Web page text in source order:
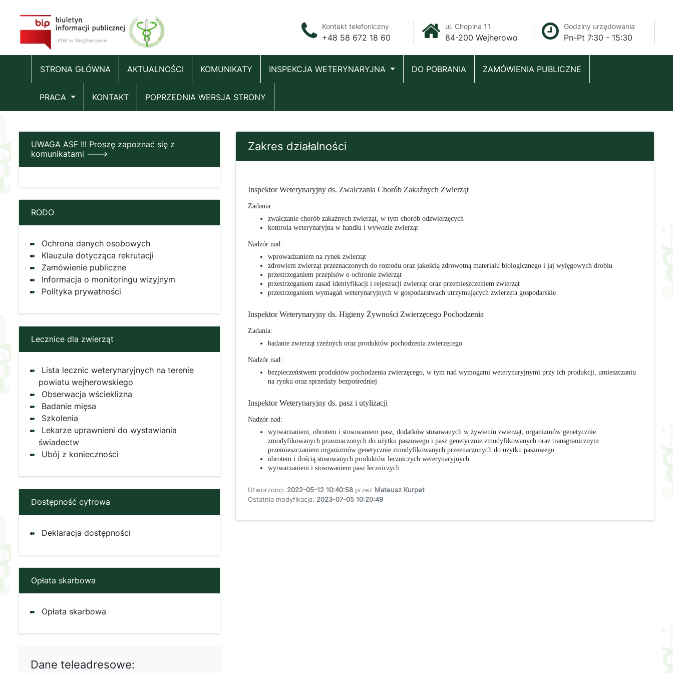
Kontakt telefoniczny
+48 58 672 18 60
ul. Chopina 11
84-200 Wejherowo
Godziny urzędowania
Pn-Pt 7:30 - 15:30
STRONA GŁÓWNA AKTUALNOŚCI KOMUNIKATY INSPEKCJA WETERYNARYJNA DO POBRANIA ZAMÓWIENIA PUBLICZNE
PRACA KONTAKT POPRZEDNIA WERSJA STRONY
UWAGA ASF !!! Proszę zapoznać się z
komunikatami --->
RODO
Ochrona danych osobowych
Klauzula dotycząca rekrutacji
Zamówienie publiczne
Informacja o monitoringu wizyjnym
Polityka prywatności
Lecznice dla zwierząt
Lista lecznic weterynaryjnych na terenie
powiatu wejherowskiego
Obserwacja wścieklizna
Badanie mięsa
Szkolenia
Lekarze uprawnieni do wystawiania
świadectw
Ubój z konieczności
Dostępność cyfrowa
Deklaracja dostępności
Opłata skarbowa
Opłata skarbowa
Dane teleadresowe:
Zakres działalności
Inspektor Weterynaryjny ds. Zwalczania Chorób Zakaźnych Zwierząt
Zadania:
zwalczanie chorób zakaźnych zwierząt, w tym chorób odzwierzęcych
kontrola weterynaryjna w handlu i wywozie zwierząt
Nadzór nad:
wprowadzaniem na rynek zwierząt
zdrowiem zwierząt przeznaczonych do rozrodu oraz jakością zdrowotną materiału biologicznego i jaj wylęgowych drobiu
przestrzeganiem przepisów o ochronie zwierząt
przestrzeganiem zasad identyfikacji i rejestracji zwierząt oraz przemieszczeniem zwierząt
przestrzeganiem wymagań weterynaryjnych w gospodarstwach utrzymujących zwierzęta gospodarskie
Inspektor Weterynaryjny ds. Higieny Żywności Zwierzęcego Pochodzenia
Zadania:
badanie zwierząt rzeźnych oraz produktów pochodzenia zwierzęcego
Nadzór nad:
bezpieczeństwem produktów pochodzenia zwierzęcego, w tym nad wymogami weterynaryjnymi przy ich produkcji, umieszczaniu
na rynku oraz sprzedaży bezpośredniej
Inspektor Weterynaryjny ds. pasz i utylizacji
Nadzór nad:
wytwarzaniem, obrotem i stosowaniem pasz, dodatków stosowanych w żywieniu zwierząt, organizmów genetycznie
zmodyfikowanych przeznaczonych do użytku paszowego i pasz genetycznie zmodyfikowanych oraz transgranicznym
przemieszczaniem organizmów genetycznie zmodyfikowanych przeznaczonych do użytku paszowego
obrotem i ilością stosowanych produktów leczniczych weterynaryjnych
wytwarzaniem i stosowaniem pasz leczniczych
Utworzono: 2022-05-12 10:40:58 przez Mateusz Kurpet
Ostatnia modyfikacja: 2023-07-05 10:20:49